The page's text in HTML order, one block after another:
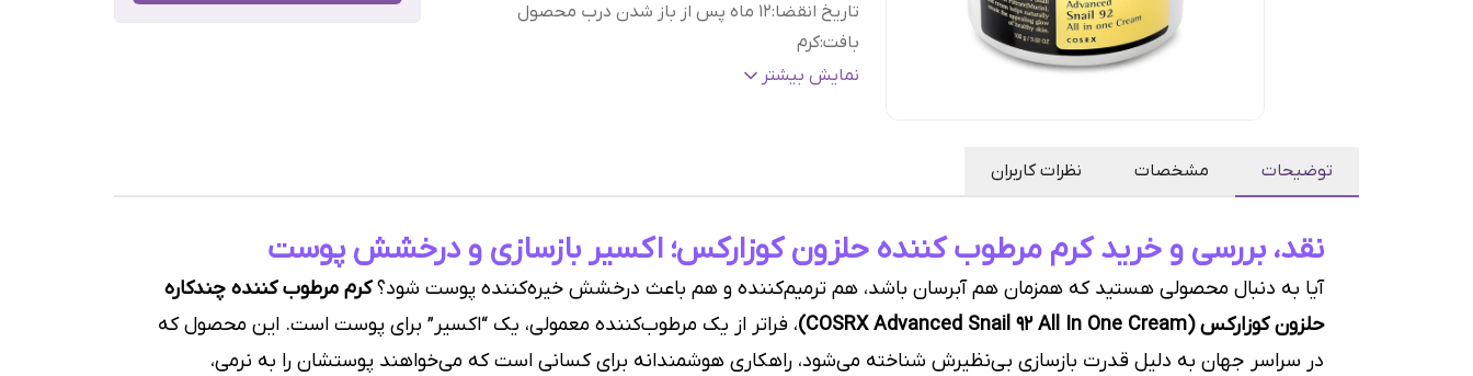
تاریخ انقضا:12 ماه پس از باز شدن درب محصول
بافت:کرم
بسته بندی:کاسه ای
چین و چروک‌ها، ترمیم کننده و روشن کننده
جنس محفظه:بدنه پلاستیکی
نمایش بیشتر
توضیحات مشخصات نظرات کاربران
نقد، بررسی و خرید کرم مرطوب کننده حلزون کوزارکس؛ اکسیر بازسازی و درخشش پوست
آیا به دنبال محصولی هستید که همزمان هم آبرسان باشد، هم ترمیم‌کننده و هم باعث درخشش خیره‌کننده پوست شود؟کرم مرطوب کننده چندکاره
حلزون کوزارکس (COSRX Advanced Snail 92 All In One Cream)
، فراتر از یک مرطوب‌کننده معمولی، یک “اکسیر” برای پوست است. این محصول که
در سراسر جهان به دلیل قدرت بازسازی بی‌نظیرش شناخته می‌شود، راهکاری هوشمندانه برای کسانی است که می‌خواهند پوستشان را به نرمی،